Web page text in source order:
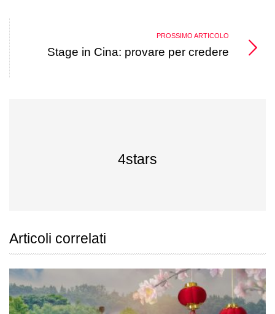
PROSSIMO ARTICOLO
Stage in Cina: provare per credere
4stars
Articoli correlati